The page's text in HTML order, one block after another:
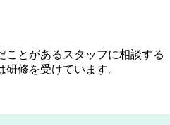
ことがあるスタッフに相談する
修を受けています。